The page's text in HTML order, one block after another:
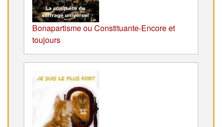
Bonapartisme ou Constituante-Encore et
toujours